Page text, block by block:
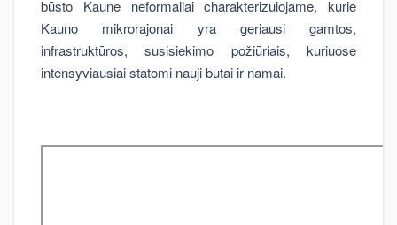
būsto Kaune neformaliai charakterizuiojame, kurie
Kauno mikrorajonai yra geriausi gamtos,
infrastruktūros, susisiekimo požiūriais, kuriuose
intensyviausiai statomi nauji butai ir namai.